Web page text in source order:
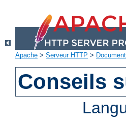
Apache > Serveur HTTP >
Conseils